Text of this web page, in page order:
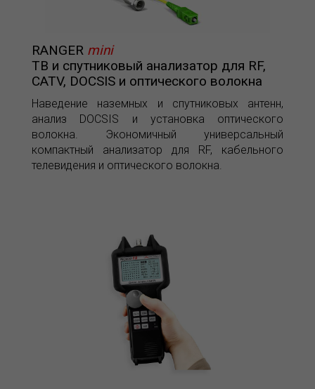
RANGER mini
ТВ и спутниковый анализатор для RF,
CATV, DOCSIS и оптического волокна
Наведение наземных и спутниковых антенн,
анализ DOCSIS и установка оптического
волокна. Экономичный универсальный
компактный анализатор для RF, кабельного
телевидения и оптического волокна.